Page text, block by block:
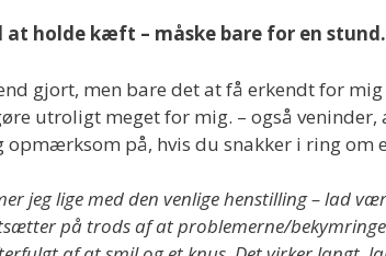
holde kæft – måske bare for en stund.
gjort, men bare det at få erkendt for
utroligt meget for mig. – også
opmærksom på, hvis du snakker i ring om
jeg lige med den venlige henstilling – lad
på trods af at problemerne/